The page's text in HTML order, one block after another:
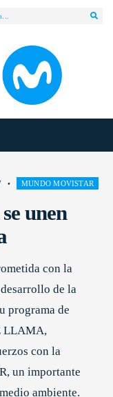
• MUNDO MOVISTAR
unen
con la
de la
programa de
LLAMA,
con la
un importante
ambiente.